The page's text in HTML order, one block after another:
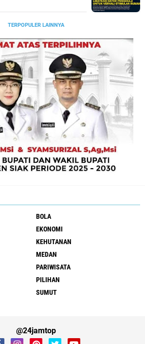
TERPOPULER LAINNYA
BOLA
EKONOMI
KEHUTANAN
MEDAN
PARIWISATA
PILIHAN
SUMUT
@24jamtop